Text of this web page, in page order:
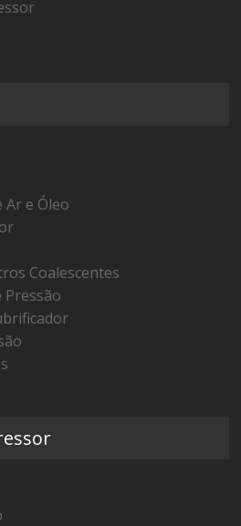
Ar e Óleo
Coalescentes
Pressão